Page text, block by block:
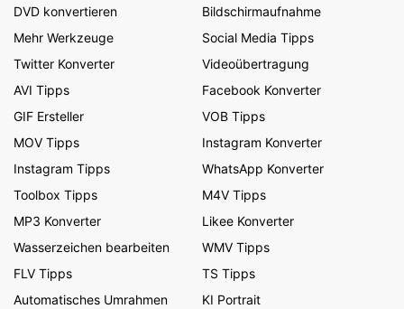
DVD konvertieren
Bildschirmaufnahme
Mehr Werkzeuge
Social Media Tipps
Twitter Konverter
Videoübertragung
AVI Tipps
Facebook Konverter
GIF Ersteller
VOB Tipps
MOV Tipps
Instagram Konverter
Instagram Tipps
WhatsApp Konverter
Toolbox Tipps
M4V Tipps
MP3 Konverter
Likee Konverter
Wasserzeichen bearbeiten
WMV Tipps
FLV Tipps
TS Tipps
Automatisches Umrahmen
KI Portrait